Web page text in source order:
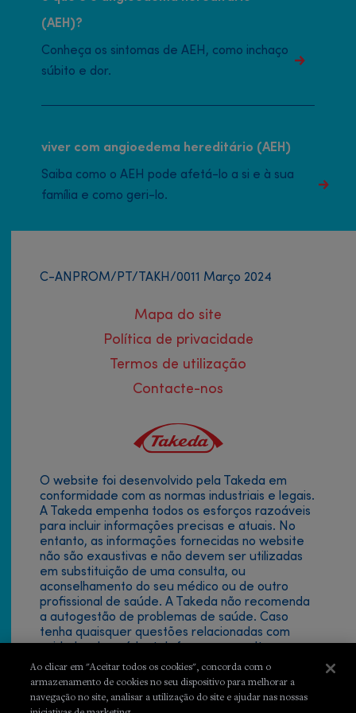
(AEH)?
Conheça os sintomas de AEH, como inchaço
súbito e dor.
viver com angioedema hereditário (AEH)
Saiba como o AEH pode afetá-lo a si e à sua
família e como geri-lo.
C-ANPROM/PT/TAKH/0011 Março 2024
Footer
menu
Mapa do site
Política de privacidade
Termos de utilização
Contacte-nos
O website foi desenvolvido pela Takeda em
conformidade com as normas industriais e legais.
A Takeda empenha todos os esforços razoáveis
para incluir informações precisas e atuais. No
entanto, as informações fornecidas no website
não são exaustivas e não devem ser utilizadas
em substituição de uma consulta, ou
aconselhamento do seu médico ou de outro
profissional de saúde. A Takeda não recomenda
a autogestão de problemas de saúde. Caso
tenha quaisquer questões relacionadas com
imediatamente o seu médico ou outro
profissional de saúde. Nunca deve ignorar os
conselhos médicos nem adiar a sua obtenção
por causa de algo que tenha lido aqui.
Ao clicar em "Aceitar todos os cookies", concorda com o
armazenamento de cookies no seu dispositivo para melhorar a
navegação no site, analisar a utilização do site e ajudar nas nossas